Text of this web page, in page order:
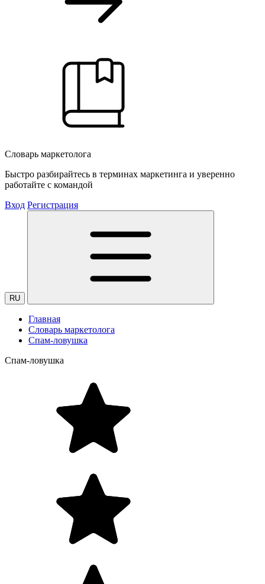
Словарь маркетолога
Быстро разбирайтесь в терминах маркетинга и уверенно
работайте с командой
Вход Регистрация
RU
Главная
Словарь маркетолога
Спам-ловушка
Спам-ловушка